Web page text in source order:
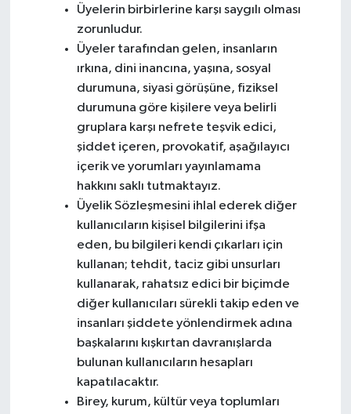
Üyelerin birbirlerine karşı saygılı olması
zorunludur.
Üyeler tarafından gelen, insanların
ırkına, dini inancına, yaşına, sosyal
durumuna, siyasi görüşüne, fiziksel
durumuna göre kişilere veya belirli
gruplara karşı nefrete teşvik edici,
şiddet içeren, provokatif, aşağılayıcı
içerik ve yorumları yayınlamama
hakkını saklı tutmaktayız.
Üyelik Sözleşmesini ihlal ederek diğer
kullanıcıların kişisel bilgilerini ifşa
eden, bu bilgileri kendi çıkarları için
kullanan; tehdit, taciz gibi unsurları
kullanarak, rahatsız edici bir biçimde
diğer kullanıcıları sürekli takip eden ve
insanları şiddete yönlendirmek adına
başkalarını kışkırtan davranışlarda
bulunan kullanıcıların hesapları
kapatılacaktır.
Birey, kurum, kültür veya toplumları